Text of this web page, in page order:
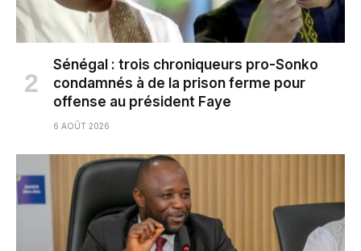
Sénégal : trois chroniqueurs pro-Sonko
condamnés à de la prison ferme pour
offense au président Faye
6 AOÛT 2026